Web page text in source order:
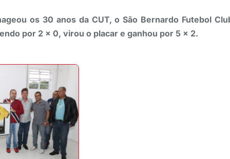
os 30 anos da CUT, o São Bernardo Futebol
por 2 x 0, virou o placar e ganhou por 5 x 2.